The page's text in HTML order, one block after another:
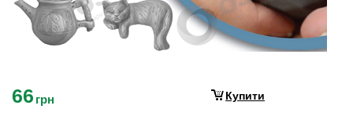
66 грн Купити